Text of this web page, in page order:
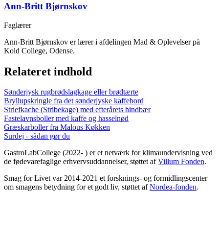
Ann-Britt Bjørnskov
Faglærer
Ann-Britt Bjørnskov er lærer i afdelingen Mad & Oplevelser på
Kold College, Odense.
Relateret indhold
Sønderjysk rugbrødslagkage eller brødtærte
Bryllupskringle fra det sønderjyske kaffebord
Striefkache (Stribekage) med efterårets hindbær
Fastelavnsboller med kaffe og hasselnød
Græskarboller fra Malous Køkken
Surdej - sådan gør du
GastroLabCollege (2022- ) er et netværk for klimaundervisning ved
de fødevarefaglige erhvervsuddannelser, støttet afVillum Fonden.
Smag for Livet var 2014-2021 et forsknings- og formidlingscenter
om smagens betydning for et godt liv, støttet afNordea-fonden.